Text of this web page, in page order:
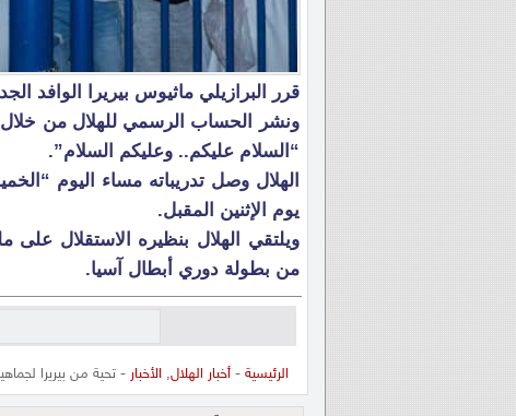
قرر البرازيلي ماثيوس بيريرا الوافد
ونشر الحساب الرسمي للهلال من خلال
“السلام عليكم.. وعليكم السلام”.
الهلال وصل تدريباته مساء اليوم
يوم الإثنين المقبل.
من بطولة دوري أبطال آسيا.
الرئيسية -أخبار الهلال, الأخبار - تحية من بيريرا